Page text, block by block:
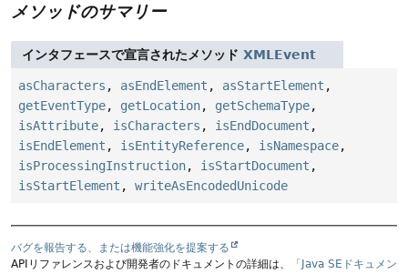
メソッドのサマリー
インタフェースで宣言されたメソッド XMLEvent
asCharacters , asEndElement , asStartElement ,
getEventType, getLocation, getSchemaType,
isAttribute, isCharacters , isEndDocument ,
isEndElement , isEntityReference, isNamespace,
isProcessingInstruction, isStartDocument ,
isStartElement , writeAsEncodedUnicode
バグを報告する、または機能強化を提案する
APIリファレンスおよび開発者のドキュメントの詳細は、
「Java SEドキュメン